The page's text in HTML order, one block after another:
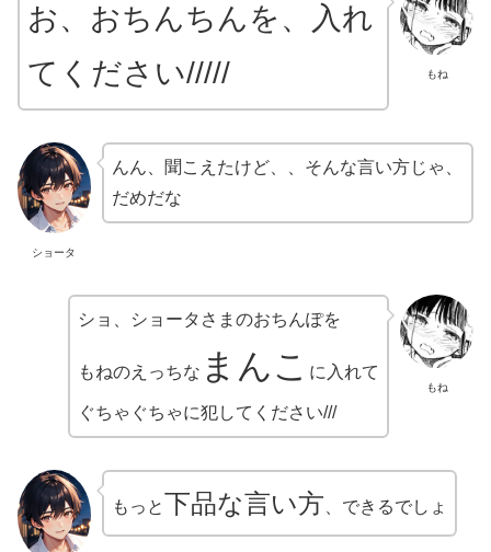
もね
お、おちんちんを、入れ
てください/////
ショータ
んん、聞こえたけど、、そんな言い方じゃ、
だめだな
もね
ショ、ショータさまのおちんぽを
もねのえっちな まんこ に入れて
ぐちゃぐちゃに犯してください///
もっと下品な言い方 、できるでしょ